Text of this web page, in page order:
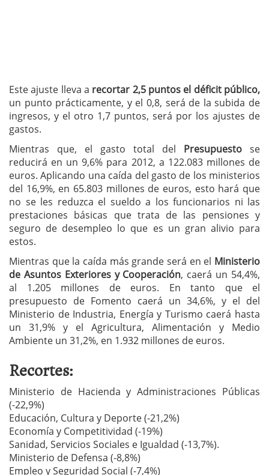
Este ajuste lleva a recortar 2,5 puntos el déficit público,
un punto prácticamente, y el 0,8, será de la subida de
ingresos, y el otro 1,7 puntos, será por los ajustes de
gastos.
Mientras que, el gasto total del Presupuesto se
reducirá en un 9,6% para 2012, a 122.083 millones de
euros. Aplicando una caída del gasto de los ministerios
del 16,9%, en 65.803 millones de euros, esto hará que
no se les reduzca el sueldo a los funcionarios ni las
prestaciones básicas que trata de las pensiones y
seguro de desempleo lo que es un gran alivio para
estos.
Mientras que la caída más grande será en el Ministerio
de Asuntos Exteriores y Cooperación, caerá un 54,4%,
al 1.205 millones de euros. En tanto que el
presupuesto de Fomento caerá un 34,6%, y el del
Ministerio de Industria, Energía y Turismo caerá hasta
un 31,9% y el Agricultura, Alimentación y Medio
Ambiente un 31,2%, en 1.932 millones de euros.
Recortes:
Ministerio de Hacienda y Administraciones Públicas
(-22,9%)
Educación, Cultura y Deporte (-21,2%)
Economía y Competitividad (-19%)
Sanidad, Servicios Sociales e Igualdad (-13,7%).
Ministerio de Defensa (-8,8%)
Empleo y Seguridad Social (-7,4%)